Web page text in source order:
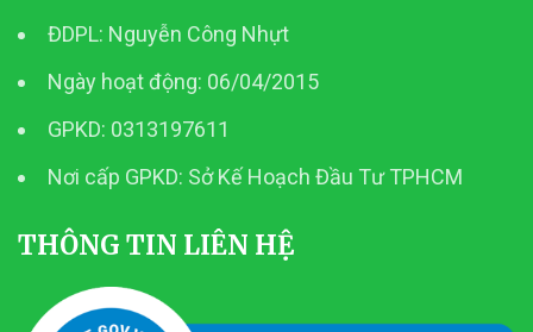
ĐDPL: Nguyễn Công Nhựt
Ngày hoạt động: 06/04/2015
GPKD: 0313197611
Nơi cấp GPKD: Sở Kế Hoạch Đầu Tư TPHCM
THÔNG TIN LIÊN HỆ